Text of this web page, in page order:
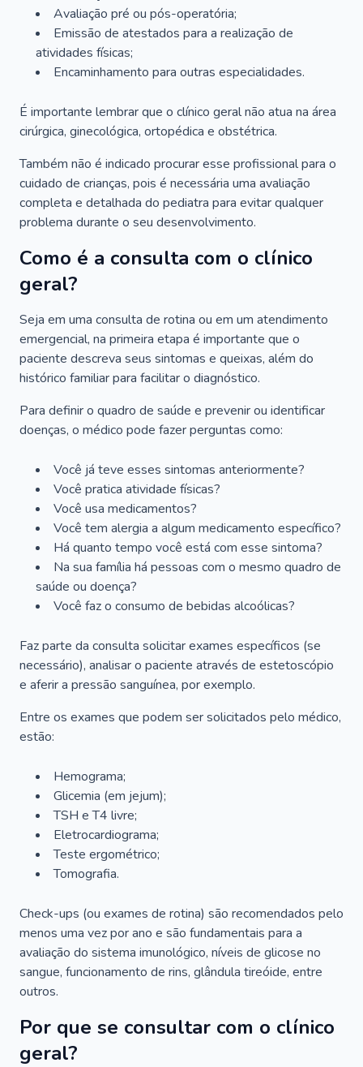
Avaliação pré ou pós-operatória;
Emissão de atestados para a realização de
atividades físicas;
Encaminhamento para outras especialidades.
É importante lembrar que o clínico geral não atua na área
cirúrgica, ginecológica, ortopédica e obstétrica.
Também não é indicado procurar esse profissional para o
cuidado de crianças, pois é necessária uma avaliação
completa e detalhada do pediatra para evitar qualquer
problema durante o seu desenvolvimento.
Como é a consulta com o clínico
geral?
Seja em uma consulta de rotina ou em um atendimento
emergencial, na primeira etapa é importante que o
paciente descreva seus sintomas e queixas, além do
histórico familiar para facilitar o diagnóstico.
Para definir o quadro de saúde e prevenir ou identificar
doenças, o médico pode fazer perguntas como:
Você já teve esses sintomas anteriormente?
Você pratica atividade físicas?
Você usa medicamentos?
Você tem alergia a algum medicamento específico?
Há quanto tempo você está com esse sintoma?
Na sua família há pessoas com o mesmo quadro de
saúde ou doença?
Você faz o consumo de bebidas alcoólicas?
Faz parte da consulta solicitar exames específicos (se
necessário), analisar o paciente através de estetoscópio
e aferir a pressão sanguínea, por exemplo.
Entre os exames que podem ser solicitados pelo médico,
estão:
Hemograma;
Glicemia (em jejum);
TSH e T4 livre;
Eletrocardiograma;
Teste ergométrico;
Tomografia.
Check-ups (ou exames de rotina) são recomendados pelo
menos uma vez por ano e são fundamentais para a
avaliação do sistema imunológico, níveis de glicose no
sangue, funcionamento de rins, glândula tireóide, entre
outros.
Por que se consultar com o clínico
geral?